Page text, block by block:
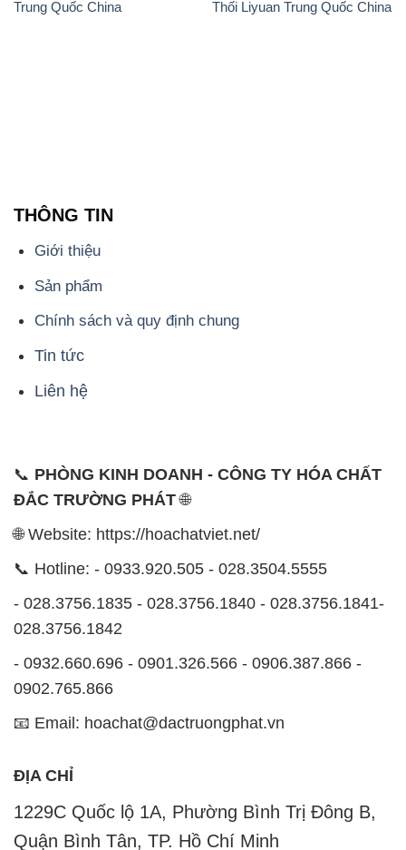
Trung Quốc China
Thối Liyuan Trung Quốc China
THÔNG TIN
Giới thiệu
Sản phẩm
Chính sách và quy định chung
Tin tức
Liên hệ
📞 PHÒNG KINH DOANH - CÔNG TY HÓA CHẤT
ĐẮC TRƯỜNG PHÁT🌐
🌐 Website: https://hoachatviet.net/
📞 Hotline: - 0933.920.505 - 028.3504.5555
- 028.3756.1835 - 028.3756.1840 - 028.3756.1841-
028.3756.1842
- 0932.660.696 - 0901.326.566 - 0906.387.866 -
0902.765.866
📧 Email: hoachat@dactruongphat.vn
ĐỊA CHỈ
1229C Quốc lộ 1A, Phường Bình Trị Đông B,
Quận Bình Tân, TP. Hồ Chí Minh